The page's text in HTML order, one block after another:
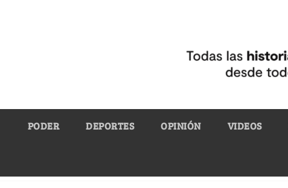
PODER DEPORTES OPINIÓN VIDEOS